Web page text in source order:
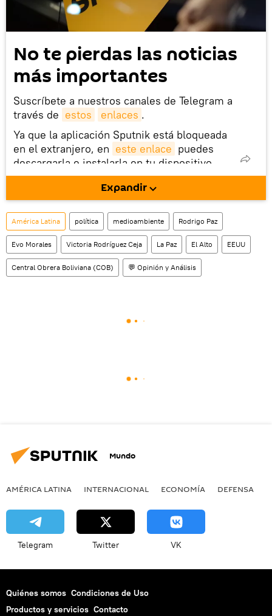
No te pierdas las noticias
más importantes
Suscríbete a nuestros canales de Telegram a
través de estos enlaces .
Ya que la aplicación Sputnik está bloqueada
en el extranjero, en este enlace puedes
descargarla e instalarla en tu dispositivo
móvil (¡solo para Android!).
También tenemos una cuenta en la red
social rusa VK .
Expandir
América Latina política medioambiente Rodrigo Paz
Evo Morales Victoria Rodríguez Ceja La Paz El Alto EEUU
Central Obrera Boliviana (COB) 💬 Opinión y Análisis
Mundo
AMÉRICA LATINA INTERNACIONAL ECONOMÍA DEFENSA
Telegram Twitter VK
Quiénes somos Condiciones de Uso
Productos y servicios Contacto